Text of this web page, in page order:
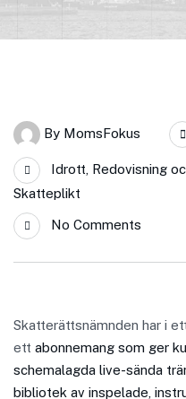
By MomsFokus
Idrott, Redovisning
Skatteplikt
No Comments
Skatterättsnämnden har i
ett abonnemang som ger
schemalagda live-sända
bibliotek av inspelade,